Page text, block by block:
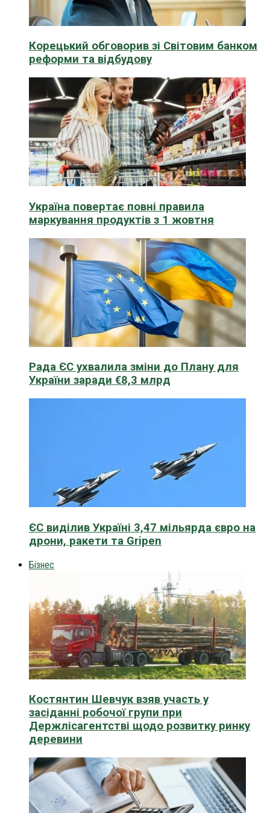
Корецький обговорив зі Світовим банком
реформи та відбудову
Україна повертає повні правила
маркування продуктів з 1 жовтня
Рада ЄС ухвалила зміни до Плану для
України заради €8,3 млрд
ЄС виділив Україні 3,47 мільярда євро на
дрони, ракети та Gripen
Бізнес
Костянтин Шевчук взяв участь у
засіданні робочої групи при
Держлісагентстві щодо розвитку ринку
деревини